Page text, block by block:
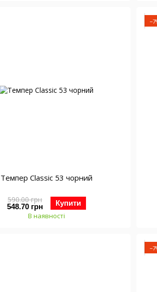
Темпер Classic 53 чорний
590.00 грн
548.70 грн Купити
В наявності